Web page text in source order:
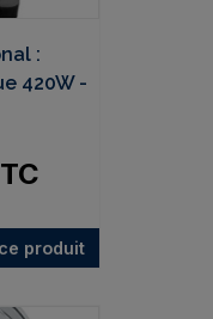
:
420W -
produit